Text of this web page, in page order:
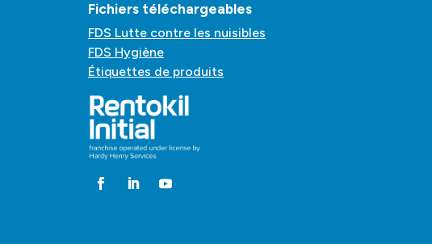
Fichiers téléchargeables
FDS Lutte contre les nuisibles
FDS Hygiène
Étiquettes de produits